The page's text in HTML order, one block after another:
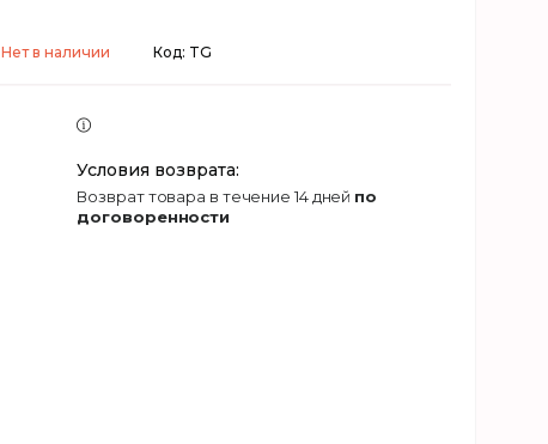
Нет в наличии Код: TG
возврат товара в течение 14 дней по
договоренности